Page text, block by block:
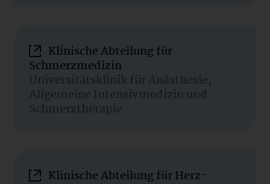
Klinische Abteilung für
Schmerzmedizin
Universitätsklinik für Anästhesie,
Allgemeine Intensivmedizin und
Schmerztherapie
Klinische Abteilung für Herz-